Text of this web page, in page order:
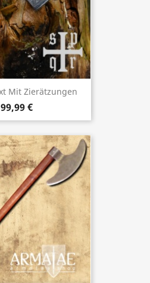
Mit Zierätzungen
99,99 €